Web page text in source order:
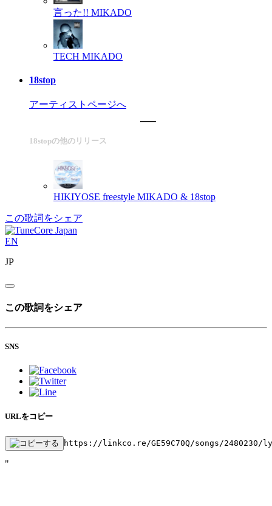
言った!! MIKADO
TECH MIKADO
18stop
アーティストページへ
18stopの他のリリース
HIKIYOSE freestyle MIKADO & 18stop
この歌詞をシェア
EN
JP
この歌詞をシェア
SNS
URLをコピー
https://linkco.re/GE59C70Q/songs/2480230/
"